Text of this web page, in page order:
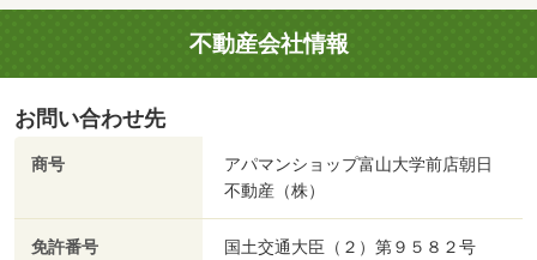
不動産会社情報
お問い合わせ先
商号
アパマンショップ富山大学前店朝日
不動産（株）
免許番号 国土交通大臣（２）第９５８２号